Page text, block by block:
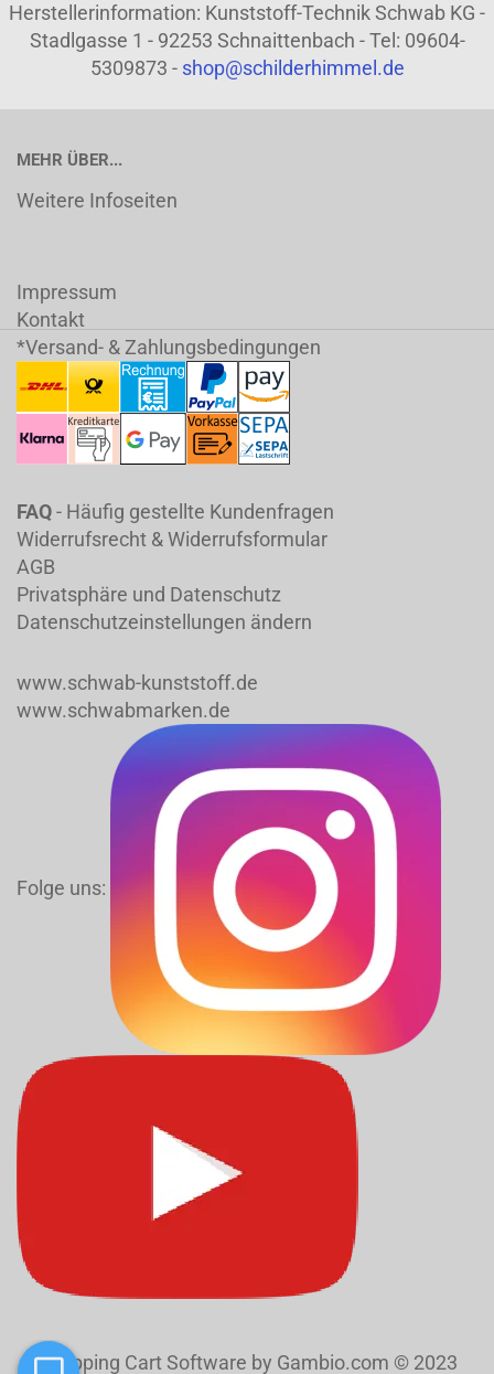
Herstellerinformation: Kunststoff-Technik Schwab KG -
Stadlgasse 1 - 92253 Schnaittenbach - Tel: 09604-
5309873 - shop@schilderhimmel.de
MEHR ÜBER...
Weitere Infoseiten
Impressum
Kontakt
*Versand- & Zahlungsbedingungen
FAQ- Häufig gestellte Kundenfragen
Widerrufsrecht & Widerrufsformular
AGB
Privatsphäre und Datenschutz
Datenschutzeinstellungen ändern
www.schwab-kunststoff.de
www.schwabmarken.de
Folge uns:
Shopping Cart Software by Gambio.com © 2023